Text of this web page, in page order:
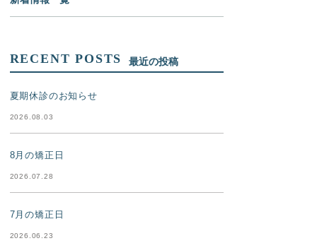
RECENT POSTS 最近の投稿
夏期休診のお知らせ
2026.08.03
8月の矯正日
2026.07.28
7月の矯正日
2026.06.23